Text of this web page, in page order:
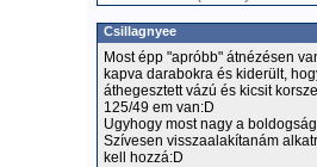
Csillagnyee
Most épp "apróbb" átnézésen
kapva darabokra és kiderült,
áthegesztett vázú és kicsit
125/49 em van:D
Ugyhogy most nagy a
Szívesen visszaalakítanám
kell hozzá:D